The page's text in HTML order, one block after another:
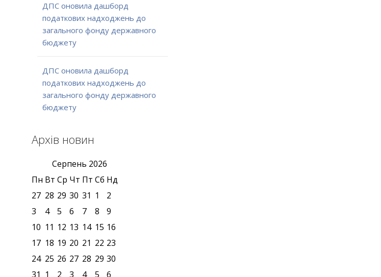
ДПС оновила дашборд
податкових надходжень до
загального фонду державного
бюджету
ДПС оновила дашборд
податкових надходжень до
загального фонду державного
бюджету
Архів новин
Серпень 2026
Пн Вт Ср Чт Пт Сб Нд
27 28 29 30 31 1
2
3
4 5 6 7 8
9
10 11 12 13 14 15 16
17 18 19 20 21 22 23
24 25 26 27 28 29 30
31 1 2 3 4 5 6